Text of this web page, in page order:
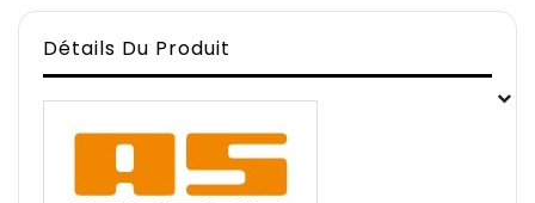
Détails Du Produit